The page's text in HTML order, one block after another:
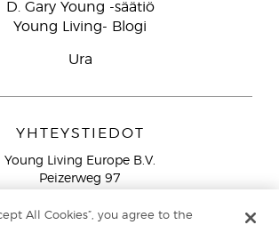
D. Gary Young -säätiö
Young Living- Blogi
Ura
YHTEYSTIEDOT
Young Living Europe B.V.
Peizerweg 97
Netherlands
All Cookies”, you agree to the